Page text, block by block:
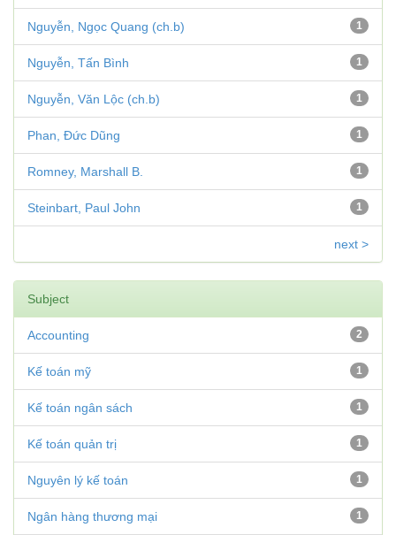
1
Nguyễn, Ngọc Quang (ch.b)
1
Nguyễn, Tấn Bình
1
Nguyễn, Văn Lộc (ch.b)
1
Phan, Đức Dũng
1
Romney, Marshall B.
1
Steinbart, Paul John
next >
Subject
2
Accounting
1
Kế toán mỹ
1
Kế toán ngân sách
1
Kế toán quản trị
1
Nguyên lý kế toán
1
Ngân hàng thương mại